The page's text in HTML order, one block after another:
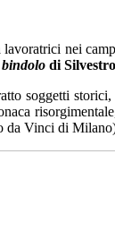
nei
di
soggetti
da Vinci di